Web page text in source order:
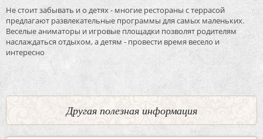
Не стоит забывать и о детях - многие рестораны с террасой
предлагают развлекательные программы для самых маленьких.
Веселые аниматоры и игровые площадки позволят родителям
наслаждаться отдыхом, а детям - провести время весело и
интересно
Другая полезная информация